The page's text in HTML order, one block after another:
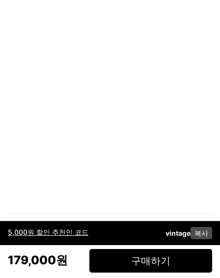
5,000원 할인 추천인 코드 vintage 복사
179,000원 구매하기
이용약관고객센터판매개인정보 처리방침사업자 정보다운로드
페이스북